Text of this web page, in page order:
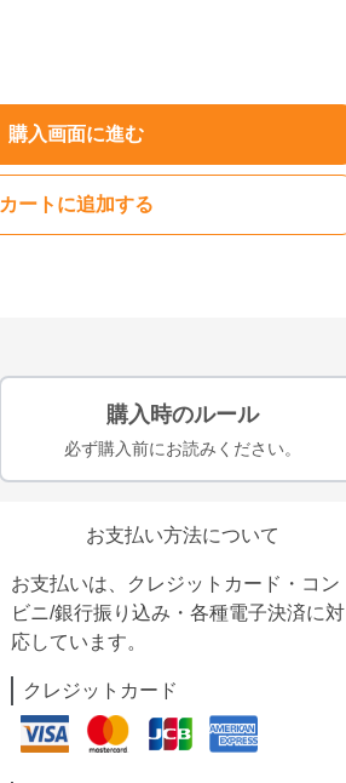
購入画面に進む
カートに追加する
購入時のルール
必ず購入前にお読みください。
お支払い方法について
お支払いは、クレジットカード・コン
ビニ/銀行振り込み・各種電子決済に対
応しています。
クレジットカード